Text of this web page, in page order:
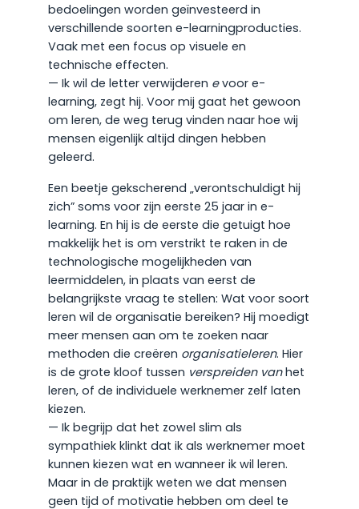
bedoelingen worden geïnvesteerd in
verschillende soorten e-learningproducties.
Vaak met een focus op visuele en
technische effecten.
— Ik wil de letter verwijderen evoor e-
learning, zegt hij. Voor mij gaat het gewoon
om leren, de weg terug vinden naar hoe wij
mensen eigenlijk altijd dingen hebben
geleerd.
Een beetje gekscherend „verontschuldigt hij
zich” soms voor zijn eerste 25 jaar in e-
learning. En hij is de eerste die getuigt hoe
makkelijk het is om verstrikt te raken in de
technologische mogelijkheden van
leermiddelen, in plaats van eerst de
belangrijkste vraag te stellen: Wat voor soort
leren wil de organisatie bereiken? Hij moedigt
meer mensen aan om te zoeken naar
methoden die creëren organisatieleren. Hier
is de grote kloof tussen verspreiden vanhet
leren, of de individuele werknemer zelf laten
kiezen.
— Ik begrijp dat het zowel slim als
sympathiek klinkt dat ik als werknemer moet
kunnen kiezen wat en wanneer ik wil leren.
Maar in de praktijk weten we dat mensen
geen tijd of motivatie hebben om deel te